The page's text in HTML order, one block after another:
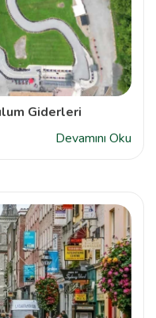
Giderleri
Devamını Oku